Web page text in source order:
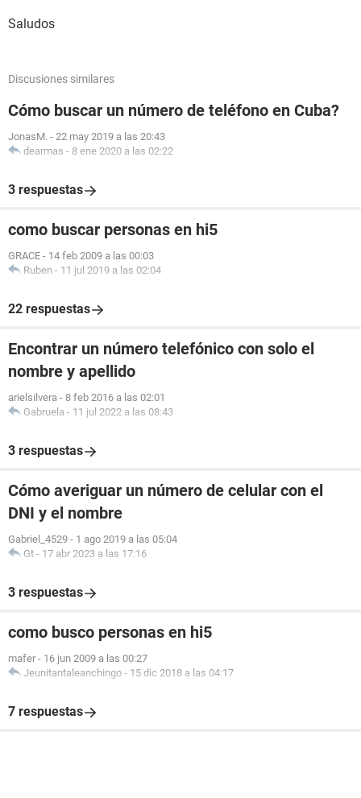
Saludos
Discusiones similares
Cómo buscar un número de teléfono en Cuba?
JonasM. - 22 may 2019 a las 20:43
dearmas - 8 ene 2020 a las 02:22
3 respuestas
como buscar personas en hi5
GRACE - 14 feb 2009 a las 00:03
Ruben - 11 jul 2019 a las 02:04
22 respuestas
Encontrar un número telefónico con solo el
nombre y apellido
arielsilvera - 8 feb 2016 a las 02:01
Gabruela - 11 jul 2022 a las 08:43
3 respuestas
Cómo averiguar un número de celular con el
DNI y el nombre
Gabriel_4529 - 1 ago 2019 a las 05:04
Gt - 17 abr 2023 a las 17:16
3 respuestas
como busco personas en hi5
mafer - 16 jun 2009 a las 00:27
Jeunitantaleanchingo - 15 dic 2018 a las 04:17
7 respuestas